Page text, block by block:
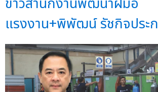
แรงงาน+พิพัฒน์ รัชกิจประ